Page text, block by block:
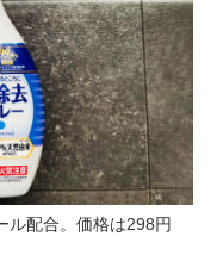
ル配合。価格は298円